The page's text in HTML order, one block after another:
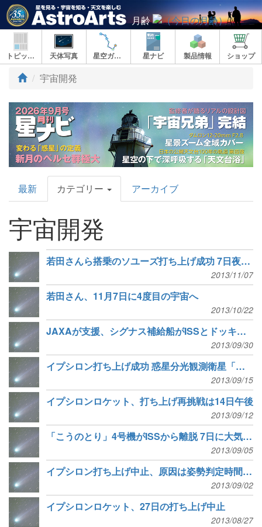
月齢
トピックス 天体写真 星空ガイド 星ナビ 製品情報 ショップ
宇宙開発
AstroArts
Topics
最新 カテゴリー アーカイブ
宇宙開発
若田さんら搭乗のソユーズ打ち上げ成功 7日夜にISS到着
2013/11/07
若田さん、11月7日に4度目の宇宙へ
2013/10/22
JAXAが支援、シグナス補給船がISSとドッキング
2013/09/30
イプシロン打ち上げ成功 惑星分光観測衛星「ひさき」誕生
2013/09/15
イプシロンロケット、打ち上げ再挑戦は14日午後
2013/09/12
「こうのとり」4号機がISSから離脱 7日に大気圏突入へ
2013/09/05
イプシロン打ち上げ中止、原因は姿勢判定時間のずれ
2013/09/02
イプシロンロケット、27日の打ち上げ中止
2013/08/27